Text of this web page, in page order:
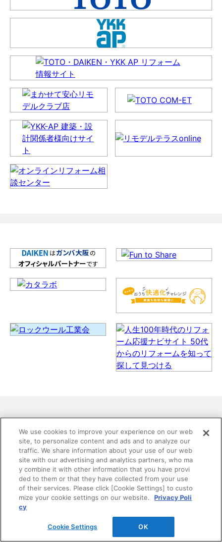
お探しの内容は見つかりましたか？
DAIKENホームページ内の情報を検索できます。 複数
語で検索を行う場合は、単語と単語の間をスペースで
We use cookies to improve your experience on our web
site, to personalize content and ads and to analyze our
traffic. We share information about your use of our web
site with our advertising and analytics partners, who ma
y combine it with other information that you have provi
ded to them or that they have collected from your use
of their services. Please click [Cookie Settings] to custo
mize your cookie settings on our website.
Privacy Poli
cy
Cookie Settings OK